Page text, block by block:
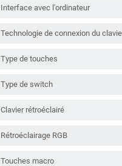
Interface avec l'ordinateur
Technologie de connexion du
Type de touches
Type de switch
Clavier rétroéclairé
Rétroéclairage RGB
Touches macro